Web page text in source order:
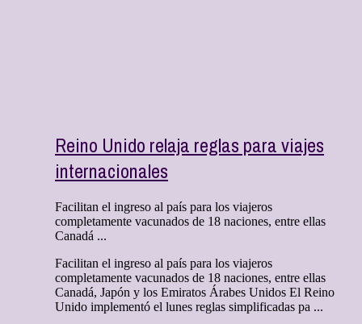
Reino Unido relaja reglas para viajes
internacionales
Facilitan el ingreso al país para los viajeros
completamente vacunados de 18 naciones, entre ellas
Canadá ...
Facilitan el ingreso al país para los viajeros
completamente vacunados de 18 naciones, entre ellas
Canadá, Japón y los Emiratos Árabes Unidos El Reino
Unido implementó el lunes reglas simplificadas pa ...